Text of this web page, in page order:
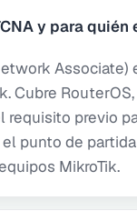
y para quién
Cubre
requisito previo
el punto de
MikroTik.